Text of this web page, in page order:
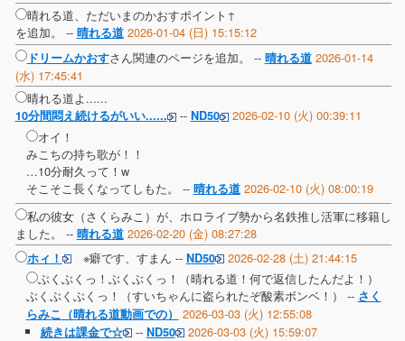
晴れる道、ただいまのかおすポイント↑
を追加。 -- 晴れる道 2026-01-04 (日) 15:15:12
ドリームかおすさん関連のページを追加。 -- 晴れる道 2026-01-14
(水) 17:45:41
晴れる道よ......
10分間悶え続けるがいい...... -- ND50
2026-02-10 (火) 00:39:11
オイ！
みこちの持ち歌が！！
…10分耐久って！w
そこそこ長くなってしもた。 -- 晴れる道 2026-02-10 (火) 08:00:19
私の彼女（さくらみこ）が、ホロライブ勢から名鉄推し活軍に移籍し
ました。 -- 晴れる道 2026-02-20 (金) 08:27:28
ホィ！ ※癖です、すまん -- ND50
2026-02-28 (土) 21:44:15
ぶくぶくっ！ぶくぶくっ！（晴れる道！何で返信したんだよ！）
ぶくぶくぶくっ！（すいちゃんに盗られたぞ酸素ボンベ！） -- さく
らみこ（晴れる道動画での）
2026-03-03 (火) 12:55:08
続きは課金で☆ -- ND50
2026-03-03 (火) 15:59:07